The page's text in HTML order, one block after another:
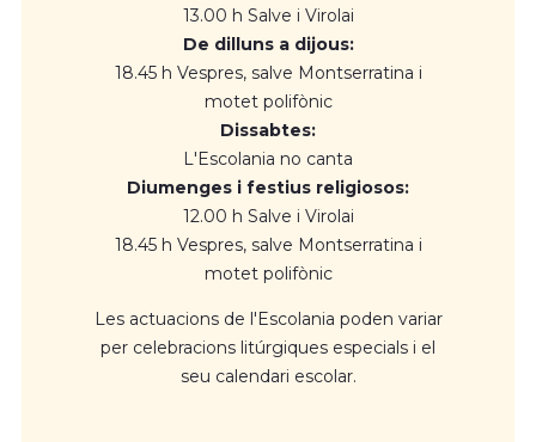
13.00 h Salve i Virolai
De dilluns a dijous:
18.45 h Vespres, salve Montserratina i
motet polifònic
Dissabtes:
L'Escolania no canta
Diumenges i festius religiosos:
12.00 h Salve i Virolai
18.45 h Vespres, salve Montserratina i
motet polifònic
Les actuacions de l'Escolania poden variar
per celebracions litúrgiques especials i el
seu calendari escolar.